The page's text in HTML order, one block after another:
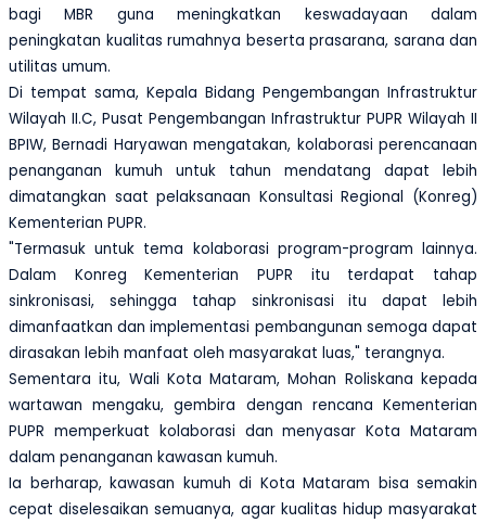
bagi MBR guna meningkatkan keswadayaan dalam
peningkatan kualitas rumahnya beserta prasarana, sarana dan
utilitas umum.
Di tempat sama, Kepala Bidang Pengembangan Infrastruktur
Wilayah II.C, Pusat Pengembangan Infrastruktur PUPR Wilayah II
BPIW, Bernadi Haryawan mengatakan, kolaborasi perencanaan
penanganan kumuh untuk tahun mendatang dapat lebih
dimatangkan saat pelaksanaan Konsultasi Regional (Konreg)
Kementerian PUPR.
"Termasuk untuk tema kolaborasi program-program lainnya.
Dalam Konreg Kementerian PUPR itu terdapat tahap
sinkronisasi, sehingga tahap sinkronisasi itu dapat lebih
dimanfaatkan dan implementasi pembangunan semoga dapat
dirasakan lebih manfaat oleh masyarakat luas," terangnya.
Sementara itu, Wali Kota Mataram, Mohan Roliskana kepada
wartawan mengaku, gembira dengan rencana Kementerian
PUPR memperkuat kolaborasi dan menyasar Kota Mataram
dalam penanganan kawasan kumuh.
Ia berharap, kawasan kumuh di Kota Mataram bisa semakin
cepat diselesaikan semuanya, agar kualitas hidup masyarakat